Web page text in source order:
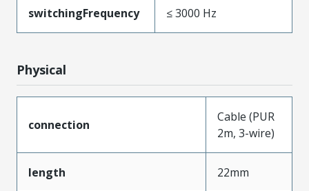
switchingFrequency ≤ 3000 Hz
Physical
connection
Cable (PUR
2m, 3-wire)
length 22mm